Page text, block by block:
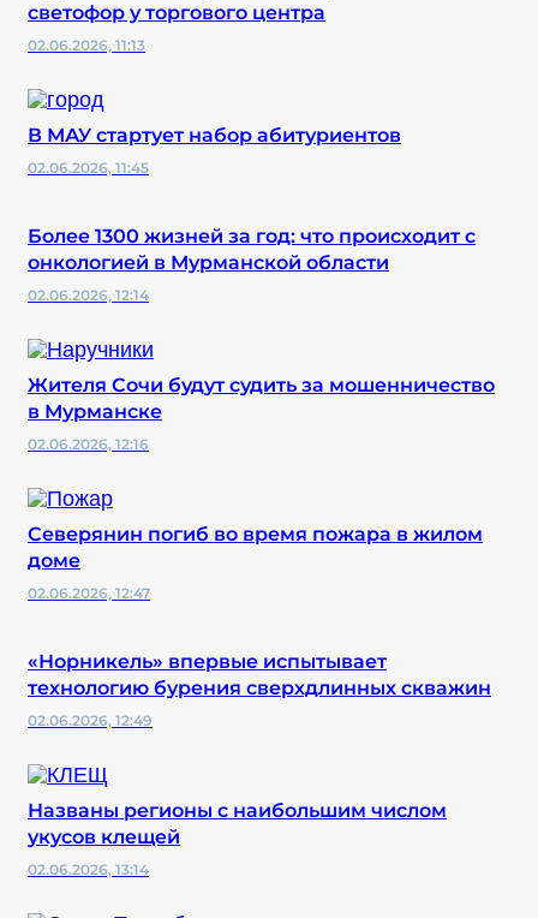
светофор у торгового центра
02.06.2026, 11:13
В МАУ стартует набор абитуриентов
02.06.2026, 11:45
Более 1300 жизней за год: что происходит с
онкологией в Мурманской области
02.06.2026, 12:14
Жителя Сочи будут судить за мошенничество
в Мурманске
02.06.2026, 12:16
Северянин погиб во время пожара в жилом
доме
02.06.2026, 12:47
«Норникель» впервые испытывает
технологию бурения сверхдлинных скважин
02.06.2026, 12:49
Названы регионы с наибольшим числом
укусов клещей
02.06.2026, 13:14